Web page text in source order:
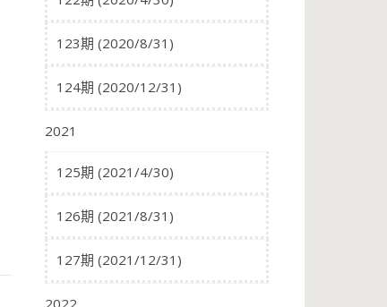
123期 (2020/8/31)
124期 (2020/12/31)
2021
125期 (2021/4/30)
126期 (2021/8/31)
127期 (2021/12/31)
2022